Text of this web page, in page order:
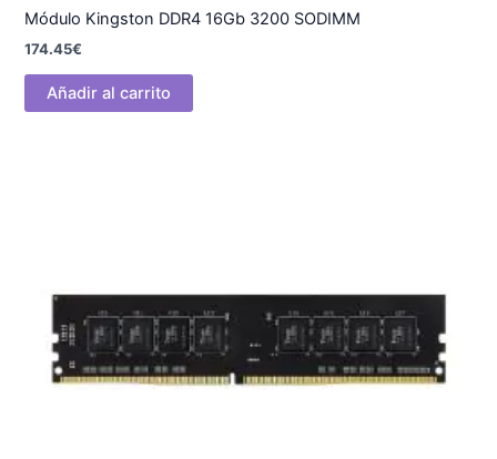
Módulo Kingston DDR4 16Gb 3200 SODIMM
174.45€
Añadir al carrito